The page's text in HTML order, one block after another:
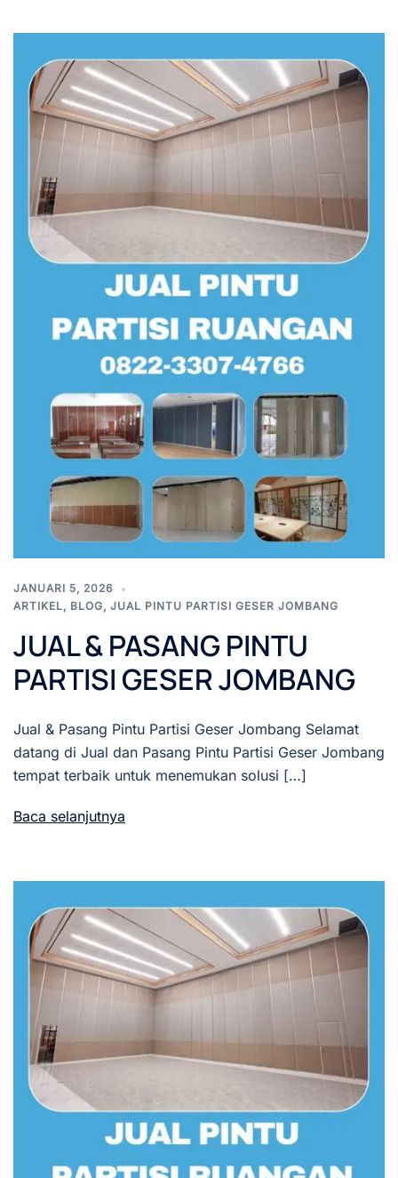
JANUARI 5, 2026
ARTIKEL, BLOG, JUAL PINTU PARTISI GESER JOMBANG
JUAL & PASANG PINTU
PARTISI GESER JOMBANG
Jual & Pasang Pintu Partisi Geser Jombang Selamat
datang di Jual dan Pasang Pintu Partisi Geser Jombang
tempat terbaik untuk menemukan solusi […]
Baca selanjutnya